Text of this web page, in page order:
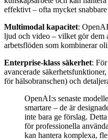
effektivt – ofta mycket
Multimodal kapacitet:
ljud och video – vilket gör dem
arbetsflöden som kombinerar
Enterprise-klass säkerhet:
avancerade
för hälsobranschen) och
OpenAI:s senaste
smartare – de är
inte bara ge förslag.
för professionella
kan hantera komplexa,